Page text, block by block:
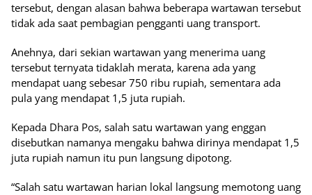
tersebut, dengan alasan bahwa beberapa wartawan tersebut
tidak ada saat pembagian pengganti uang transport.
Anehnya, dari sekian wartawan yang menerima uang
tersebut ternyata tidaklah merata, karena ada yang
mendapat uang sebesar 750 ribu rupiah, sementara ada
pula yang mendapat 1,5 juta rupiah.
Kepada Dhara Pos, salah satu wartawan yang enggan
disebutkan namanya mengaku bahwa dirinya mendapat 1,5
juta rupiah namun itu pun langsung dipotong.
“Salah satu wartawan harian lokal langsung memotong uang